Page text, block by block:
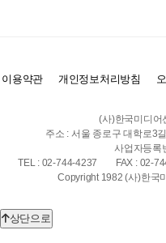
이용약관 개인정보처리방침
(사)한국미디어
주소 : 서울 종로구 대학로3
사업자등록
TEL : 02-744-4237
FAX : 02-
Copyright 1982 (사)한국
상단으로